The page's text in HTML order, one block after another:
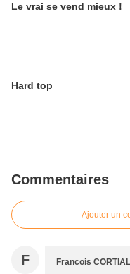
Le vrai se vend mieux !
Hard top
Commentaires
Ajouter un
F Francois CORTIAL